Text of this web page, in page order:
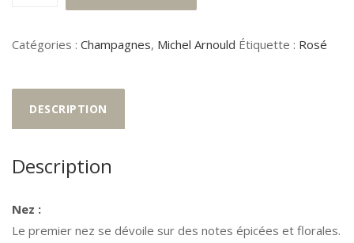
Saignée
Catégories : Champagnes, Michel Arnould Étiquette : Rosé
DESCRIPTION
Description
Nez :
Le premier nez se dévoile sur des notes épicées et florales.